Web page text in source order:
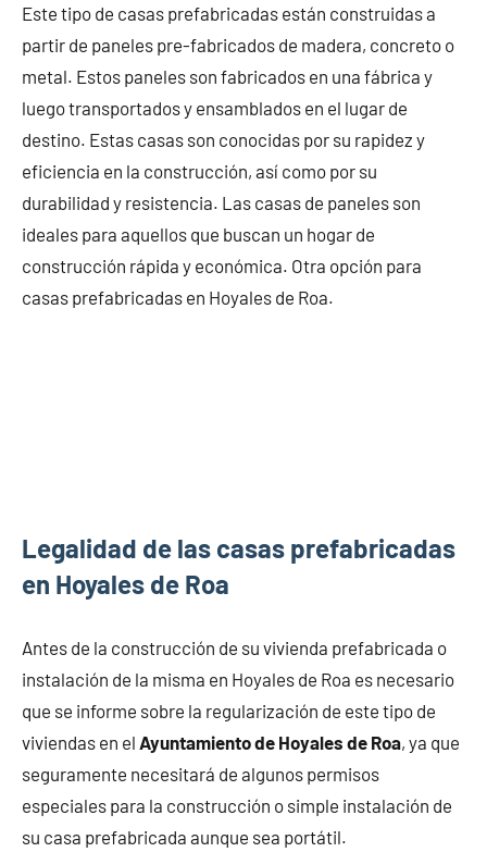
Este tipo de casas prefabricadas están construidas a
partir de paneles pre-fabricados de madera, concreto o
metal. Estos paneles son fabricados en una fábrica y
luego transportados y ensamblados en el lugar de
destino. Estas casas son conocidas por su rapidez y
eficiencia en la construcción, así como por su
durabilidad y resistencia. Las casas de paneles son
ideales para aquellos que buscan un hogar de
construcción rápida y económica. Otra opción para
casas prefabricadas en Hoyales de Roa.
Legalidad de las casas prefabricadas
en Hoyales de Roa
Antes de la construcción de su vivienda prefabricada o
instalación de la misma en Hoyales de Roa es necesario
que se informe sobre la regularización de este tipo de
viviendas en el Ayuntamiento de Hoyales de Roa, ya que
seguramente necesitará de algunos permisos
especiales para la construcción o simple instalación de
su casa prefabricada aunque sea portátil.